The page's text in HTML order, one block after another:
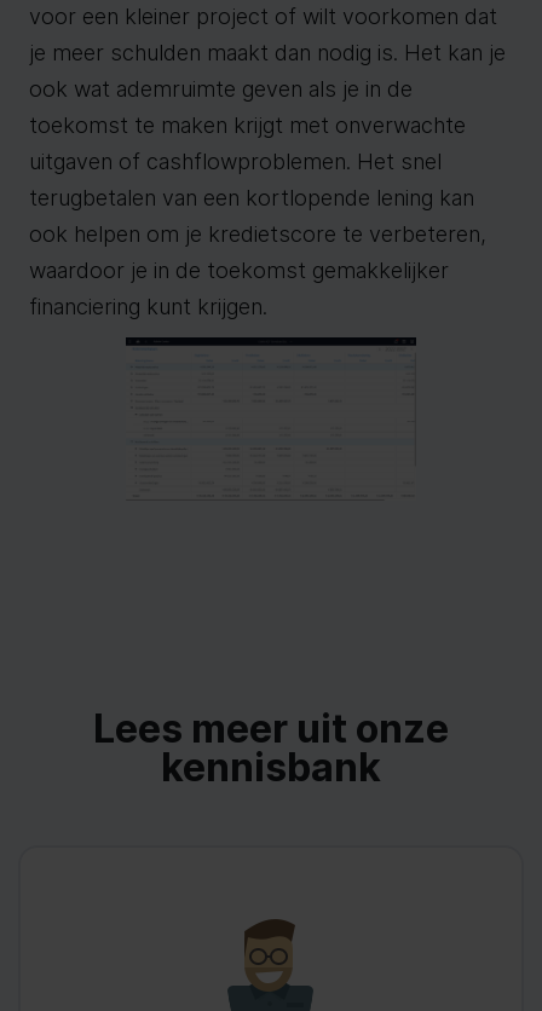
voor een kleiner project of wilt voorkomen dat
je meer schulden maakt dan nodig is. Het kan je
ook wat ademruimte geven als je in de
toekomst te maken krijgt met onverwachte
uitgaven of cashflowproblemen. Het snel
terugbetalen van een kortlopende lening kan
ook helpen om je kredietscore te verbeteren,
waardoor je in de toekomst gemakkelijker
financiering kunt krijgen.
Lees meer uit onze
kennisbank